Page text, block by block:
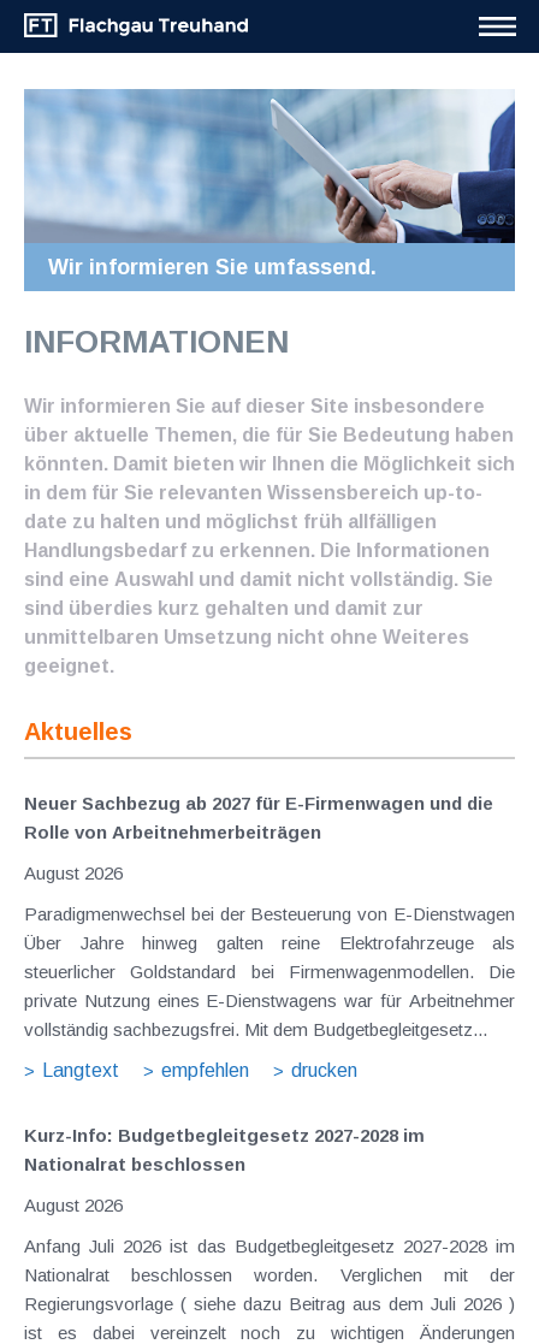
Wir informieren Sie umfassend.
INFORMATIONEN
Wir informieren Sie auf dieser Site insbesondere
über aktuelle Themen, die für Sie Bedeutung haben
könnten. Damit bieten wir Ihnen die Möglichkeit sich
in dem für Sie relevanten Wissensbereich up-to-
date zu halten und möglichst früh allfälligen
Handlungsbedarf zu erkennen. Die Informationen
sind eine Auswahl und damit nicht vollständig. Sie
sind überdies kurz gehalten und damit zur
unmittelbaren Umsetzung nicht ohne Weiteres
geeignet.
Aktuelles
Neuer Sachbezug ab 2027 für E-Firmenwagen und die
Rolle von Arbeitnehmer​­beiträgen
August 2026
Paradigmenwechsel bei der Besteuerung von E-Dienstwagen
Über Jahre hinweg galten reine Elektrofahrzeuge als
steuerlicher Goldstandard bei Firmenwagenmodellen. Die
private Nutzung eines E-Dienstwagens war für Arbeitnehmer
vollständig sachbezugsfrei. Mit dem Budgetbegleitgesetz...
Langtext
empfehlen drucken
Kurz-Info: Budgetbegleitgesetz 2027-2028 im
Nationalrat beschlossen
August 2026
Anfang Juli 2026 ist das Budgetbegleitgesetz 2027-2028 im
Nationalrat beschlossen worden. Verglichen mit der
Regierungsvorlage ( siehe dazu Beitrag aus dem Juli 2026 )
ist es dabei vereinzelt noch zu wichtigen Änderungen